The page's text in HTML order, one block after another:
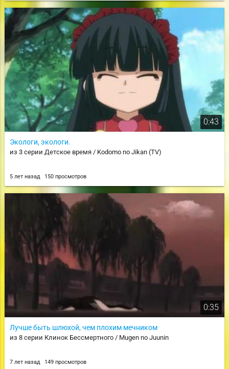
0:43
Экологи, экологи.
из 3 серии Детское время / Kodomo no Jikan (TV)
5 лет назад 150 просмотров
0:35
Лучше быть шлюхой, чем плохим мечником
из 8 серии Клинок Бессмертного / Mugen no Juunin
7 лет назад 149 просмотров